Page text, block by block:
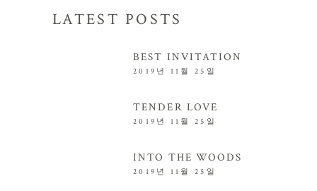
LATEST POSTS
BEST INVITATION
2019년 11월 25일
TENDER LOVE
2019년 11월 25일
INTO THE WOODS
2019년 11월 25일